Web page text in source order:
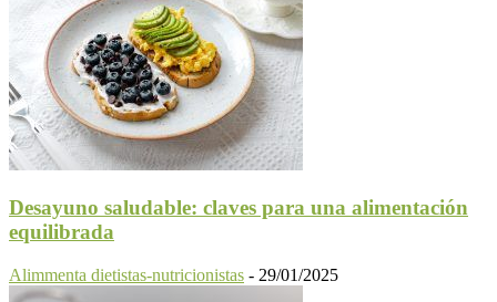
Desayuno saludable: claves para una alimentación
equilibrada
Alimmenta dietistas-nutricionistas - 29/01/2025